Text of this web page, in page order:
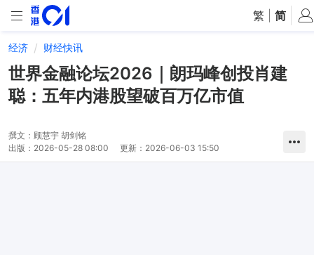
繁 简
经济 财经快讯
世界金融论坛2026｜朗玛峰创投肖建
聪：五年内港股望破百万亿市值
撰文： 顾慧宇 胡剑铭
出版： 2026-05-28 08:00 更新： 2026-06-03 15:50